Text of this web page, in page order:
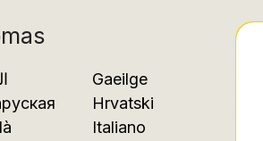
Gaeilge
Hrvatski
Italiano